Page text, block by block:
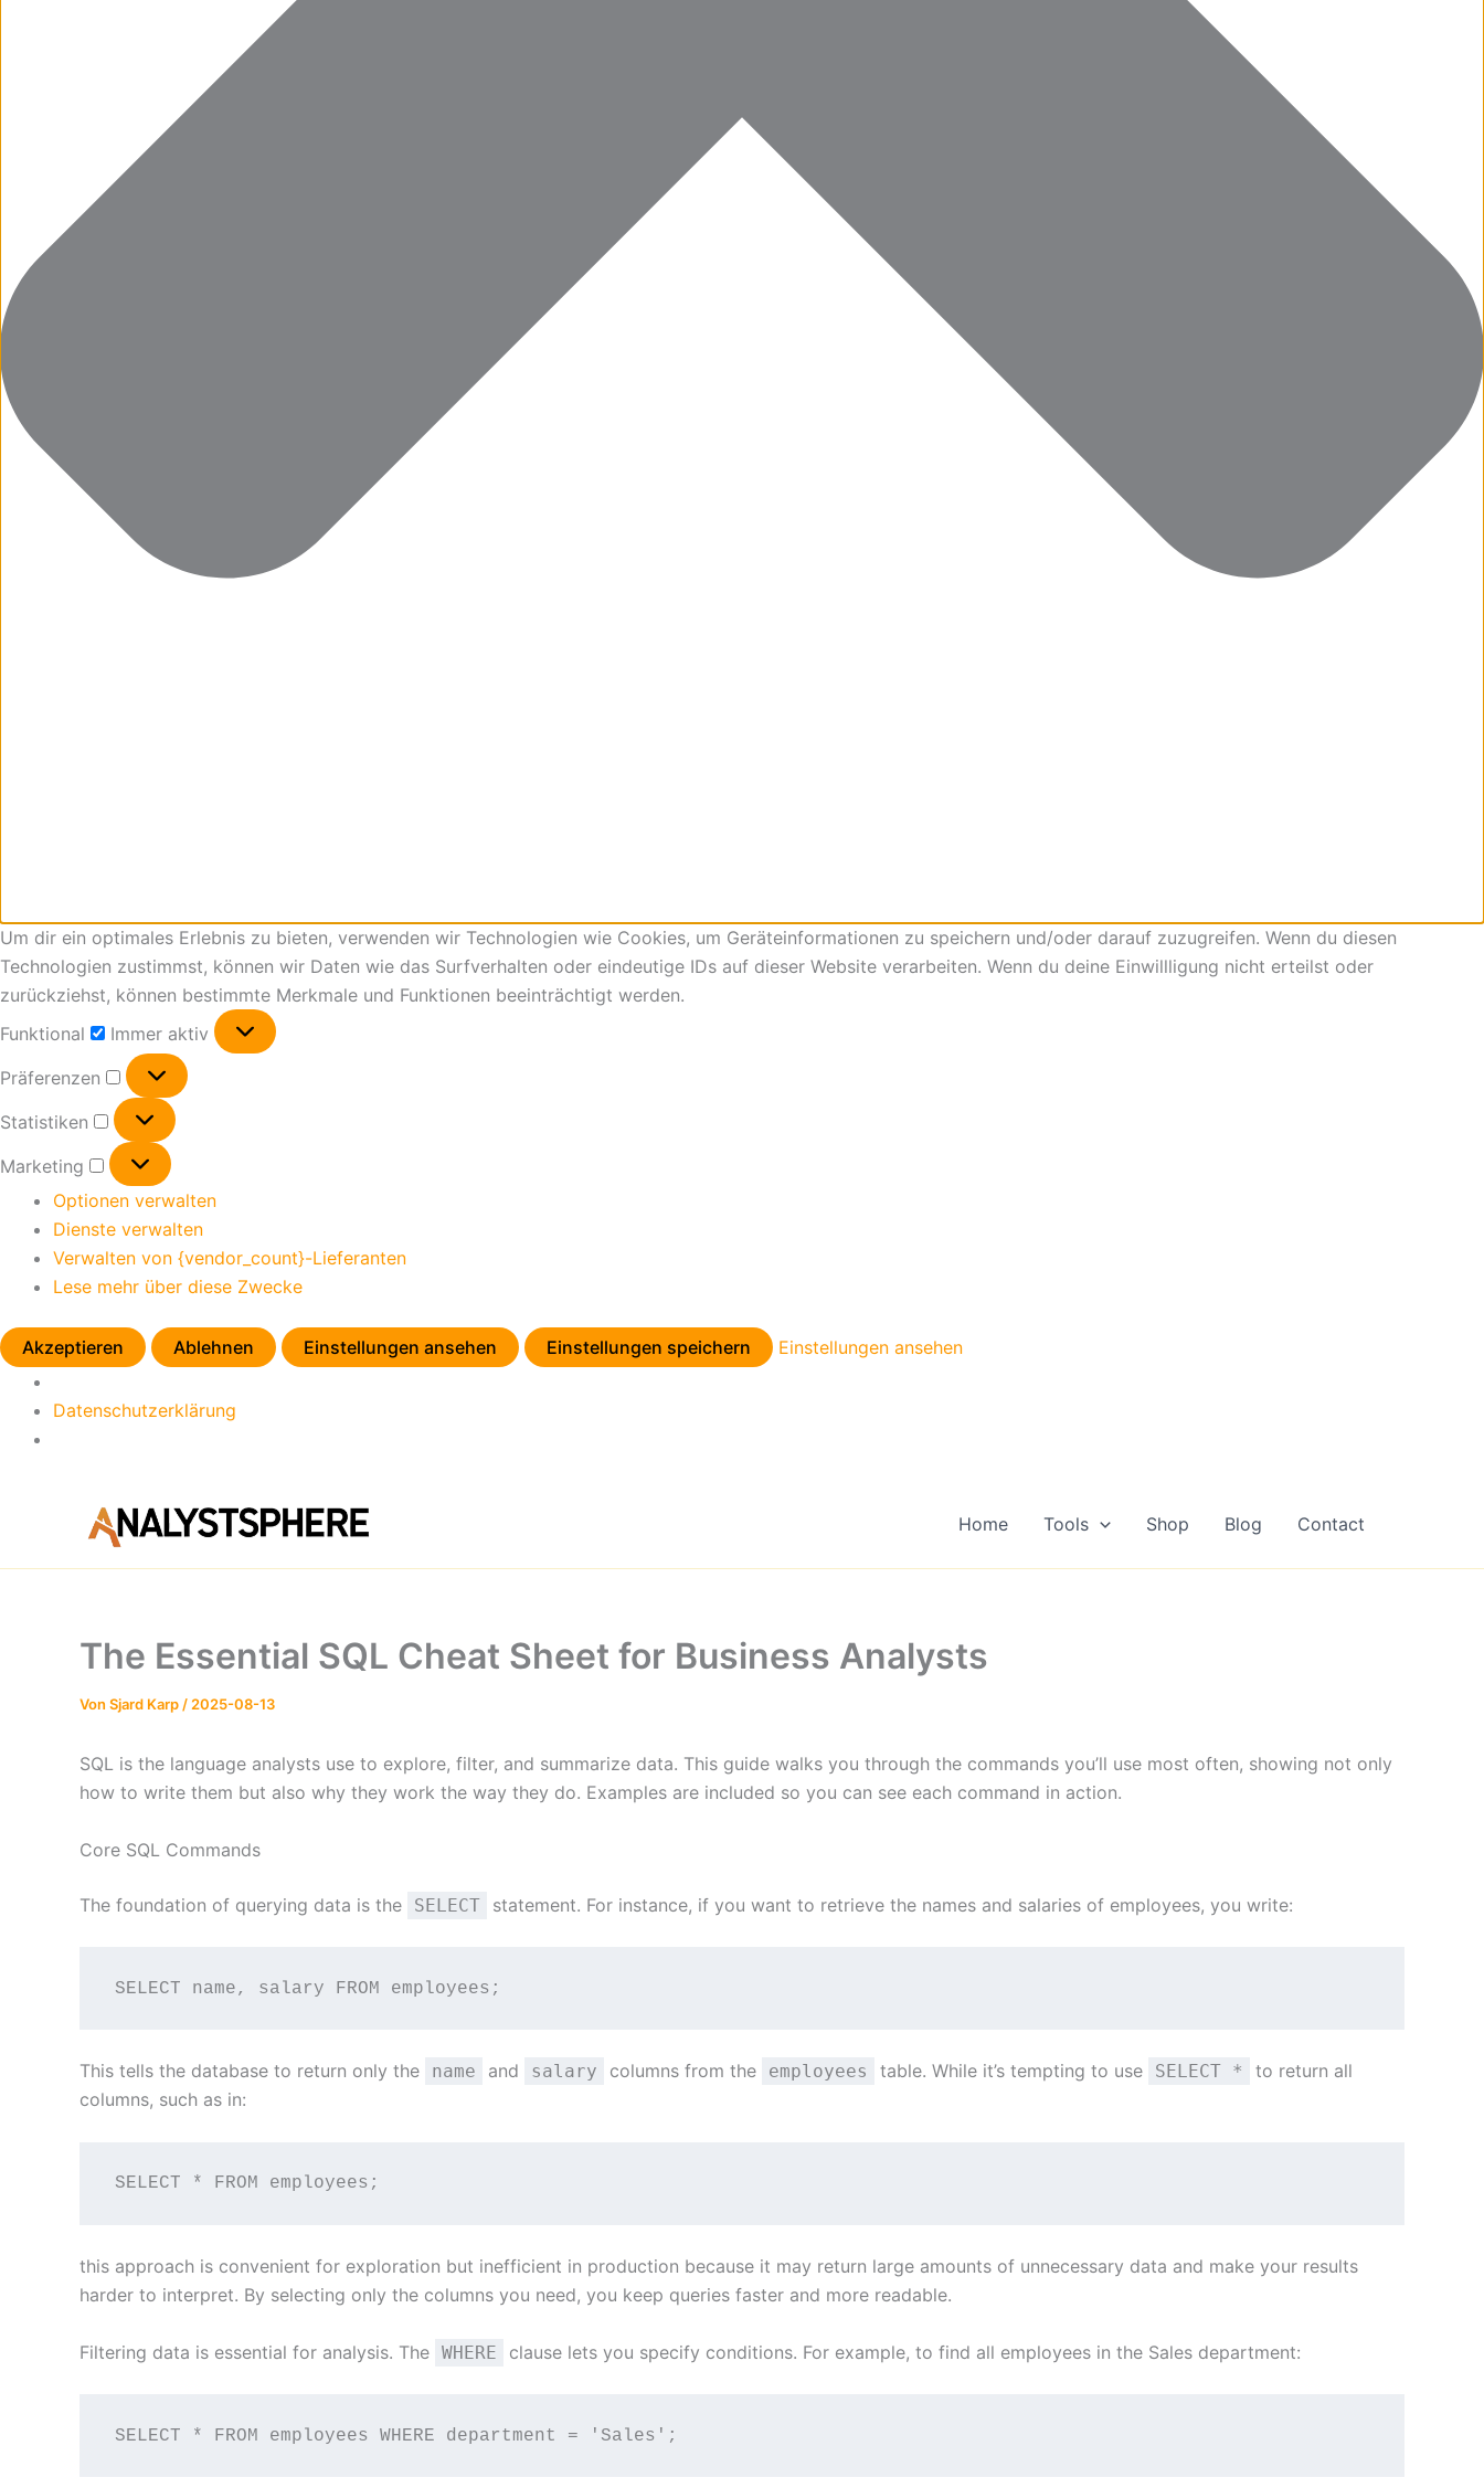
Um dir ein optimales Erlebnis zu bieten, verwenden wir Technologien wie Cookies, um Geräteinformationen zu speichern und/oder darauf zuzugreifen. Wenn du diesen
Technologien zustimmst, können wir Daten wie das Surfverhalten oder eindeutige IDs auf dieser Website verarbeiten. Wenn du deine Einwillligung nicht erteilst oder
zurückziehst, können bestimmte Merkmale und Funktionen beeinträchtigt werden.
Funktional
Immer aktiv
Präferenzen
Präferenzen
Statistiken
Statistiken
Marketing
Marketing
Optionen verwalten
Dienste verwalten
Verwalten von {vendor_count}-Lieferanten
Lese mehr über diese Zwecke
Akzeptieren Ablehnen Einstellungen ansehen Einstellungen speichern Einstellungen ansehen
Datenschutzerklärung
Home Tools Shop Blog Contact
The Essential SQL Cheat Sheet for Business Analysts
Von Sjard Karp / 2025-08-13
SQL is the language analysts use to explore, filter, and summarize data. This guide walks you through the commands you’ll use most often, showing not only
how to write them but also why they work the way they do. Examples are included so you can see each command in action.
Core SQL Commands
The foundation of querying data is the SELECT statement. For instance, if you want to retrieve the names and salaries of employees, you write:
SELECT name, salary FROM employees;
This tells the database to return only the name and salary columns from the employees table. While it’s tempting to use SELECT *
to return all
columns, such as in:
SELECT * FROM employees;
this approach is convenient for exploration but inefficient in production because it may return large amounts of unnecessary data and make your results
harder to interpret. By selecting only the columns you need, you keep queries faster and more readable.
Filtering data is essential for analysis. The WHERE clause lets you specify conditions. For example, to find all employees in the Sales department:
SELECT * FROM employees WHERE department = 'Sales';